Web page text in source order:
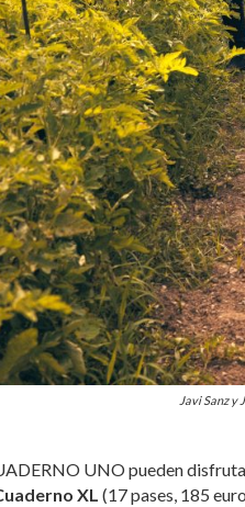
Javi Sanz y
UNO pueden
XL (17 pases, 185